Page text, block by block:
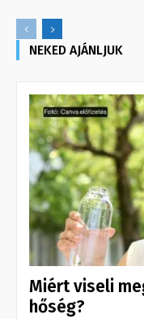
NEKED AJÁNLJUK
Miért viseli
hőség?